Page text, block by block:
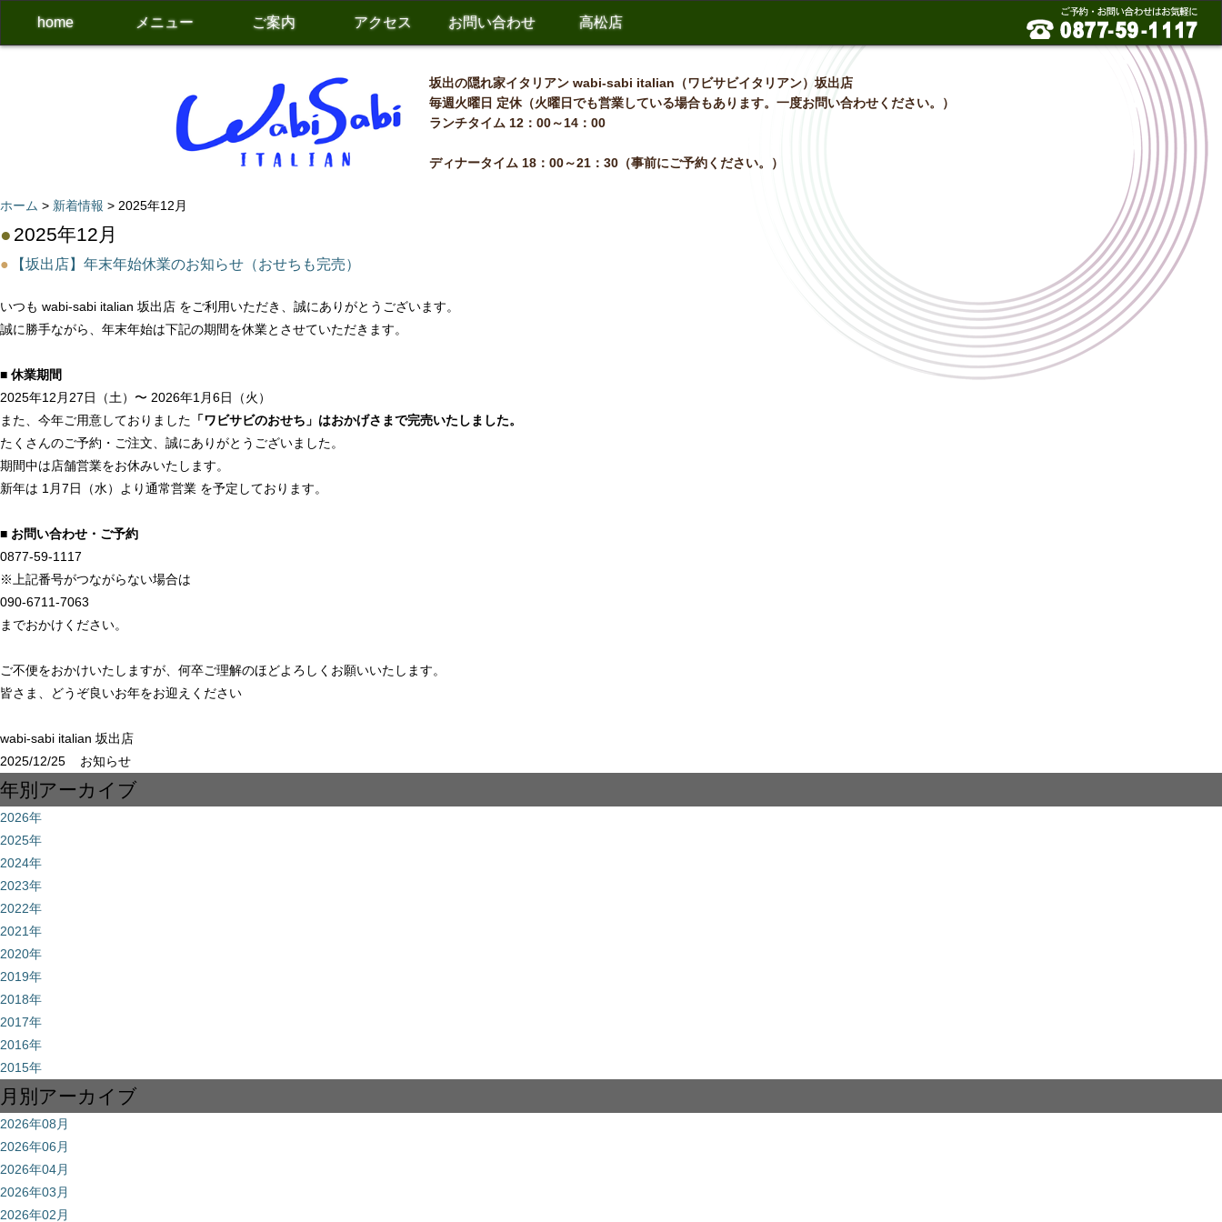
home メニュー ご案内 アクセス お問い合わせ 高松店
坂出の隠れ家イタリアン wabi-sabi italian（ワビサビイタリアン）坂出店
毎週火曜日 定休（火曜日でも営業している場合もあります。一度お問い合わせください。）
ランチタイム 12：00～14：00
ディナータイム 18：00～21：30（事前にご予約ください。）
ホーム > 新着情報 > 2025年12月
● 2025年12月
● 【坂出店】年末年始休業のお知らせ（おせちも完売）
いつも wabi-sabi italian 坂出店 をご利用いただき、誠にありがとうございます。
誠に勝手ながら、年末年始は下記の期間を休業とさせていただきます。
■ 休業期間
2025年12月27日（土）〜 2026年1月6日（火）
また、今年ご用意しておりました 「ワビサビのおせち」はおかげさまで完売いたしました。
たくさんのご予約・ご注文、誠にありがとうございました。
期間中は店舗営業をお休みいたします。
新年は 1月7日（水）より通常営業 を予定しております。
■ お問い合わせ・ご予約
0877-59-1117
※上記番号がつながらない場合は
090-6711-7063
までおかけください。
ご不便をおかけいたしますが、何卒ご理解のほどよろしくお願いいたします。
皆さま、どうぞ良いお年をお迎えください
wabi-sabi italian 坂出店
2025/12/25
お知らせ
年別アーカイブ
2026年
2025年
2024年
2023年
2022年
2021年
2020年
2019年
2018年
2017年
2016年
2015年
月別アーカイブ
2026年08月
2026年06月
2026年04月
2026年03月
2026年02月